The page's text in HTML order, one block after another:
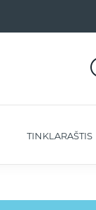
TINKLARAŠTIS